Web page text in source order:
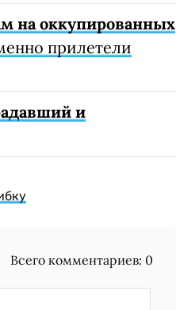
на оккупированных
прилетели
и
Всего комментариев: 0